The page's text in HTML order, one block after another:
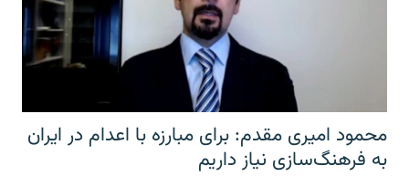
محمود امیری مقدم: برای مبارزه با اعدام در ایران
به فرهنگ‌سازی نیاز داریم